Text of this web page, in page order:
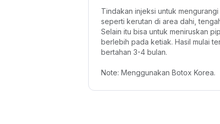
Tindakan injeksi untuk
seperti kerutan di area dahi,
Selain itu bisa untuk meniruskan
berlebih pada ketiak. Hasil mulai
bertahan 3-4 bulan.
Note: Menggunakan Botox Korea.